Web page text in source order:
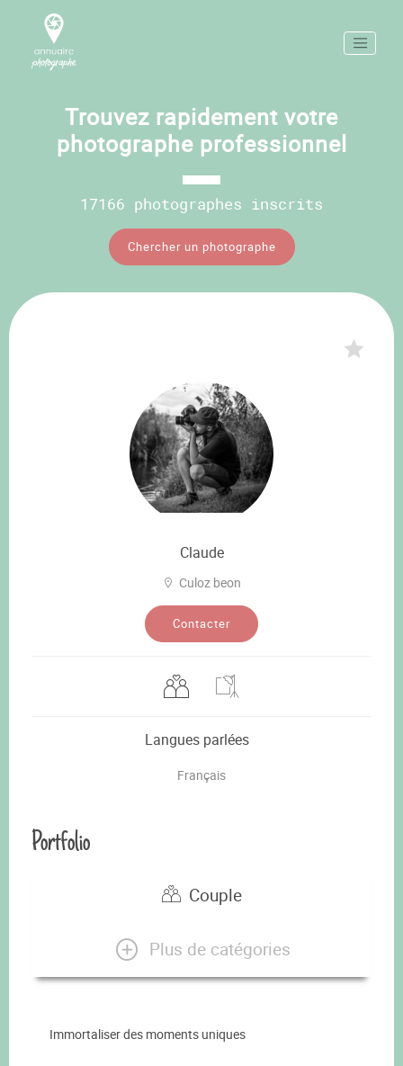
Trouvez rapidement votre
photographe professionnel
17166 photographes inscrits
Chercher un photographe
Claude
Culoz beon
Contacter
Langues parlées
Français
Portfolio
Couple
Plus de catégories
Immortaliser des moments uniques